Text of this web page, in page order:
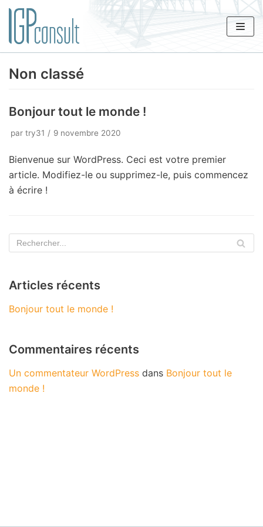
Aller
au
contenu
Non classé
Bonjour tout le monde !
par try31 9 novembre 2020
Bienvenue sur WordPress. Ceci est votre premier
article. Modifiez-le ou supprimez-le, puis commencez
à écrire !
Articles récents
Bonjour tout le monde !
Commentaires récents
Un commentateur WordPress dans Bonjour tout le
monde !